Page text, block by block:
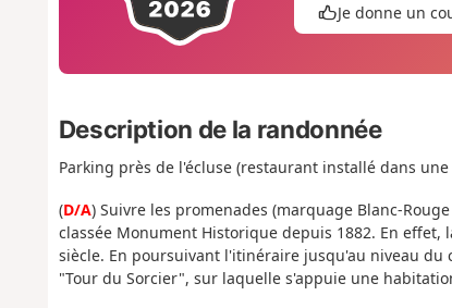
Je donne un
Description de la randonnée
Parking près de l'écluse (restaurant installé dans
(D/A) Suivre les promenades (marquage Blanc-Rouge
classée Monument Historique depuis 1882. En
siècle. En poursuivant l'itinéraire jusqu'au niveau
"Tour du Sorcier", sur laquelle s'appuie une